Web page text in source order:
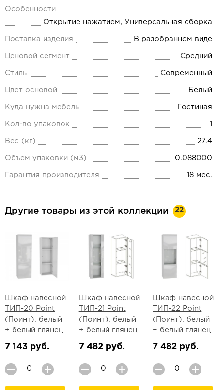
Особенности
Открытие нажатием, Универсальная сборка
Поставка изделия В разобранном виде
Ценовой сегмент Средний
Стиль Современный
Цвет основой Белый
Куда нужна мебель Гостиная
Кол-во упаковок 1
Вес (кг) 27.4
Объем упаковки (м3) 0.088000
Гарантия производителя 18 мес.
Другие товары из этой коллекции 22
Шкаф навесной
ТИП-20 Point
(Поинт), белый
+ белый глянец
7 143 руб.
Шкаф навесной
ТИП-21 Point
(Поинт), белый
+ белый глянец
7 482 руб.
Шкаф навесной
ТИП-22 Point
(Поинт), белый
+ белый глянец
7 482 руб.